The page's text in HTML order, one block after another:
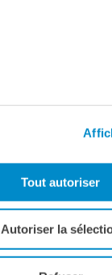
Tout autoriser
Autoriser la